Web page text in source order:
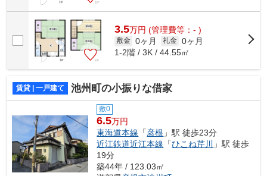
3.5万円 (管理費等：- )
敷金 0ヶ月 礼金 0ヶ月
1-2階 / 3K / 44.55㎡
賃貸 | 一戸建て 池州町の小振りな借家
敷0
6.5万円
東海道本線 「彦根 」駅 徒歩23分
近江鉄道近江本線 「ひこね芹川
」駅 徒歩
19分
築44年 / 123.03㎡